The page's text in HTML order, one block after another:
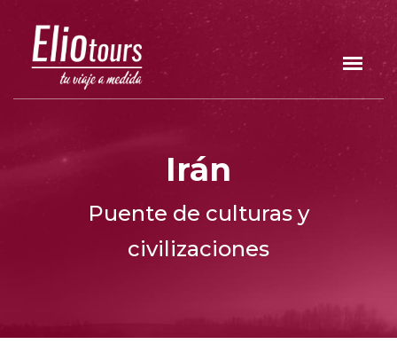
Irán
Puente de culturas y
civilizaciones